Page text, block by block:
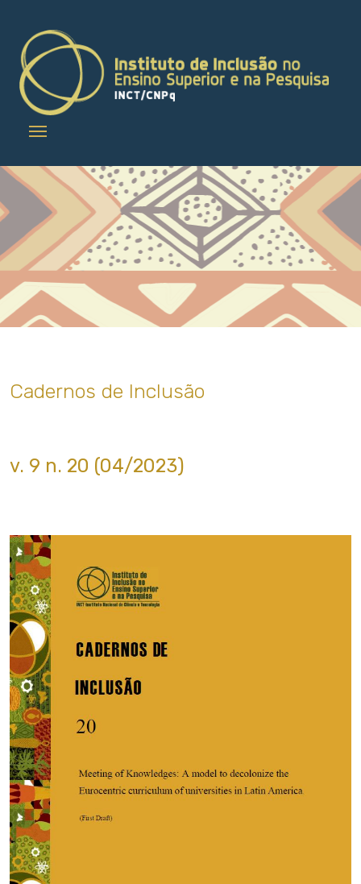
Cadernos de Inclusão
v. 9 n. 20 (04/2023)